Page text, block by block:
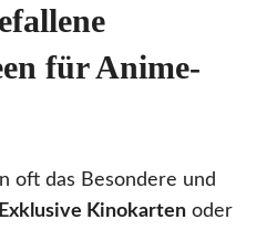
für Anime-
oft das Besondere und
Exklusive Kinokarten oder